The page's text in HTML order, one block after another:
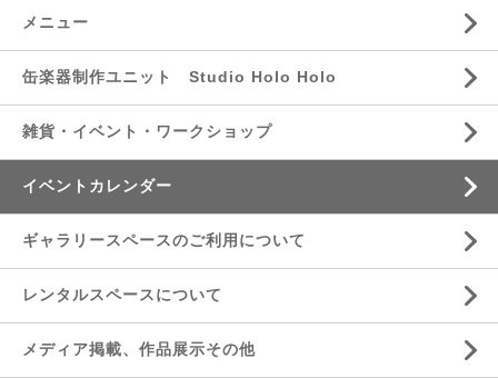
メニュー
缶楽器制作ユニット Studio Holo Holo
雑貨・イベント・ワークショップ
イベントカレンダー
ギャラリースペースのご利用について
レンタルスペースについて
メディア掲載、作品展示その他